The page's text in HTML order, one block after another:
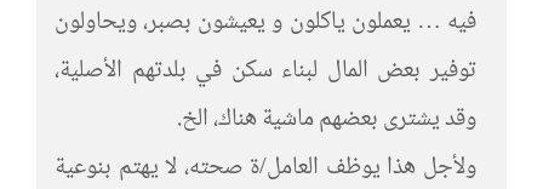
فيه … يعملون ياكلون و يعيشون بصبر، ويحاولون
توفير بعض المال لبناء سكن في بلدتهم الأصلية،
وقد يشترى بعضهم ماشية هناك، الخ.
ولأجل هذا يوظف العامل/ة صحته، لا يهتم بنوعية